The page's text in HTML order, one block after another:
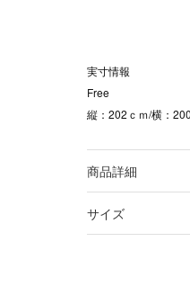
実寸情報
Free
縦：202ｃｍ/横：
商品詳細
サイズ